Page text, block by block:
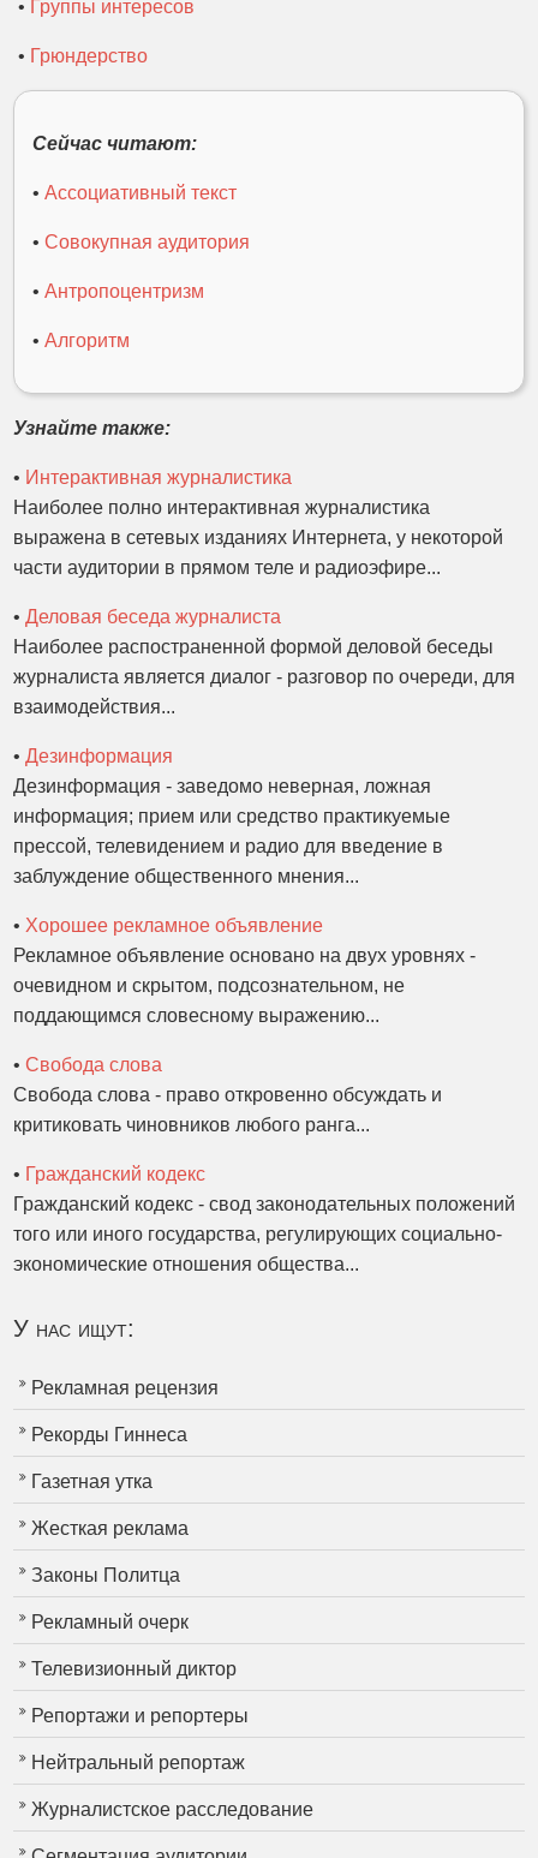
• Группы интересов
• Грюндерство
Сейчас читают:
•Ассоциативный текст
•Совокупная аудитория
•Антропоцентризм
•Алгоритм
Узнайте также:
• Интерактивная журналистика
Наиболее полно интерактивная журналистика
выражена в сетевых изданиях Интернета, у некоторой
части аудитории в прямом теле и радиоэфире...
•Деловая беседа журналиста
Наиболее распостраненной формой деловой беседы
журналиста является диалог - разговор по очереди, для
взаимодействия...
•Дезинформация
Дезинформация - заведомо неверная, ложная
информация; прием или средство практикуемые
прессой, телевидением и радио для введение в
заблуждение общественного мнения...
• Хорошее рекламное объявление
Рекламное объявление основано на двух уровнях -
очевидном и скрытом, подсознательном, не
поддающимся словесному выражению...
•Свобода слова
Свобода слова - право откровенно обсуждать и
критиковать чиновников любого ранга...
• Гражданский кодекс
Гражданский кодекс - свод законодательных положений
того или иного государства, регулирующих социально-
экономические отношения общества...
У нас ищут:
Рекламная рецензия
Рекорды Гиннеса
Газетная утка
Жесткая реклама
Законы Политца
Рекламный очерк
Телевизионный диктор
Репортажи и репортеры
Нейтральный репортаж
Журналистское расследование